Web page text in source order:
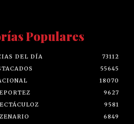
Populares
DEL DÍA
73112
55645
18070
9627
9581
6849